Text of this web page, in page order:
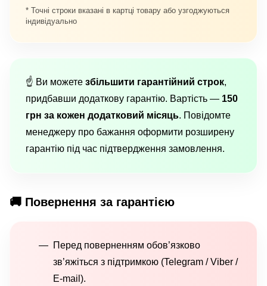
* Точні строки вказані в картці товару або узгоджуються
індивідуально
☝️ Ви можете збільшити гарантійний строк,
придбавши додаткову гарантію. Вартість — 150
грн за кожен додатковий місяць. Повідомте
менеджеру про бажання оформити розширену
гарантію під час підтвердження замовлення.
🚚 Повернення за гарантією
Перед поверненням обов’язково
зв’яжіться з підтримкою (Telegram / Viber /
E-mail).